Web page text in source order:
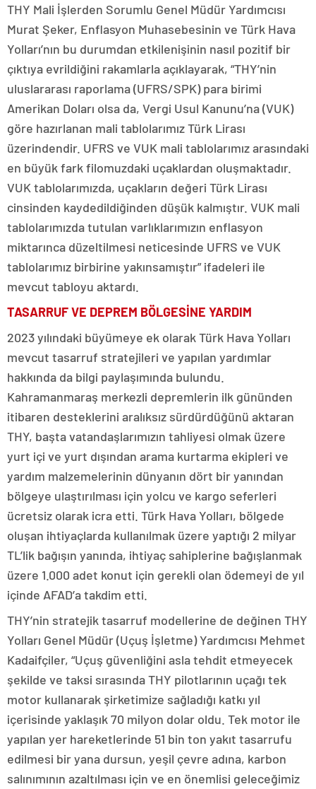
THY Mali İşlerden Sorumlu Genel Müdür Yardımcısı
Murat Şeker, Enflasyon Muhasebesinin ve Türk Hava
Yolları’nın bu durumdan etkilenişinin nasıl pozitif bir
çıktıya evrildiğini rakamlarla açıklayarak, “THY’nin
uluslararası raporlama (UFRS/SPK) para birimi
Amerikan Doları olsa da, Vergi Usul Kanunu’na (VUK)
göre hazırlanan mali tablolarımız Türk Lirası
üzerindendir. UFRS ve VUK mali tablolarımız arasındaki
en büyük fark filomuzdaki uçaklardan oluşmaktadır.
VUK tablolarımızda, uçakların değeri Türk Lirası
cinsinden kaydedildiğinden düşük kalmıştır. VUK mali
tablolarımızda tutulan varlıklarımızın enflasyon
miktarınca düzeltilmesi neticesinde UFRS ve VUK
tablolarımız birbirine yakınsamıştır” ifadeleri ile
mevcut tabloyu aktardı.
TASARRUF VE DEPREM BÖLGESİNE YARDIM
2023 yılındaki büyümeye ek olarak Türk Hava Yolları
mevcut tasarruf stratejileri ve yapılan yardımlar
hakkında da bilgi paylaşımında bulundu.
Kahramanmaraş merkezli depremlerin ilk gününden
itibaren desteklerini aralıksız sürdürdüğünü aktaran
THY, başta vatandaşlarımızın tahliyesi olmak üzere
yurt içi ve yurt dışından arama kurtarma ekipleri ve
yardım malzemelerinin dünyanın dört bir yanından
bölgeye ulaştırılması için yolcu ve kargo seferleri
ücretsiz olarak icra etti. Türk Hava Yolları, bölgede
oluşan ihtiyaçlarda kullanılmak üzere yaptığı 2 milyar
TL’lik bağışın yanında, ihtiyaç sahiplerine bağışlanmak
üzere 1.000 adet konut için gerekli olan ödemeyi de yıl
içinde AFAD’a takdim etti.
THY’nin stratejik tasarruf modellerine de değinen THY
Yolları Genel Müdür (Uçuş İşletme) Yardımcısı Mehmet
Kadaifçiler, “Uçuş güvenliğini asla tehdit etmeyecek
şekilde ve taksi sırasında THY pilotlarının uçağı tek
motor kullanarak şirketimize sağladığı katkı yıl
içerisinde yaklaşık 70 milyon dolar oldu. Tek motor ile
yapılan yer hareketlerinde 51 bin ton yakıt tasarrufu
edilmesi bir yana dursun, yeşil çevre adına, karbon
salınımının azaltılması için ve en önemlisi geleceğimiz